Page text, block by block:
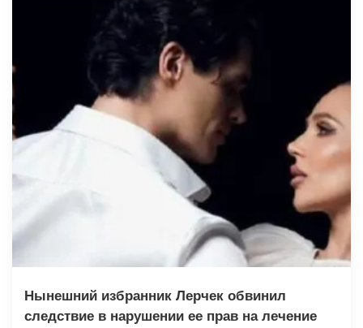
Нынешний избранник Лерчек обвинил
следствие в нарушении ее прав на лечение